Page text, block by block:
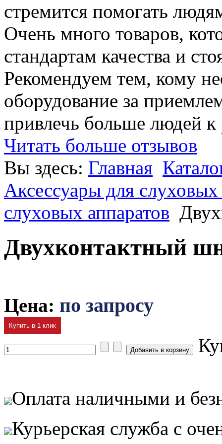
стремится помогать
Очень много товаров,
стандартам качества и
Рекомендуем тем, кому
оборудование за
привлечь больше людей
Читать больше отзывов
Вы здесь: Главная
Аксессуары для слуховых
слуховых аппаратов
Двухконтактный
Цена: по запросу
Купить в 1 клик
Оплата наличными и
Курьерская служба с